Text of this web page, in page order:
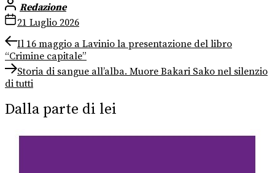
Redazione
21 Luglio 2026
Navigazione
articoli
Previous
post:
Il 16 maggio a Lavinio la presentazione del libro
“Crimine capitale”
Next
post:
Storia di sangue all’alba. Muore Bakari Sako nel silenzio
di tutti
Dalla parte di lei